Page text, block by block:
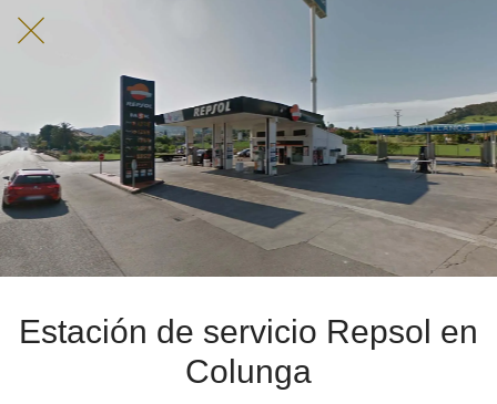
Estación de servicio Repsol en
Colunga